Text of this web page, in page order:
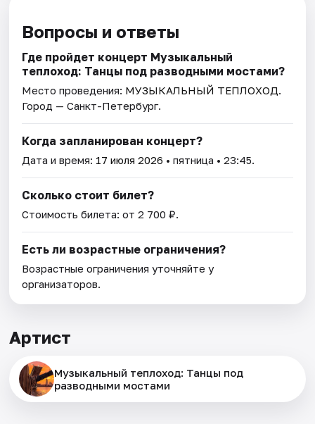
Вопросы и ответы
Где пройдет концерт Музыкальный
теплоход: Танцы под разводными мостами?
Место проведения: МУЗЫКАЛЬНЫЙ ТЕПЛОХОД.
Город — Санкт-Петербург.
Когда запланирован концерт?
Дата и время: 17 июля 2026 • пятница • 23:45.
Сколько стоит билет?
Стоимость билета: от 2 700 ₽.
Есть ли возрастные ограничения?
Возрастные ограничения уточняйте у
организаторов.
Артист
Музыкальный теплоход: Танцы под
разводными мостами